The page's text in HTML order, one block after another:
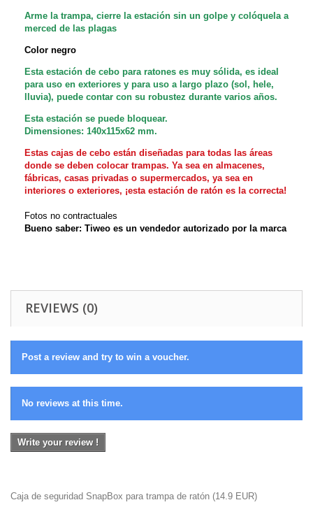
Arme la trampa, cierre la estación sin un golpe y colóquela a
merced de las plagas
Color negro
Esta estación de cebo para ratones es muy sólida, es ideal
para uso en exteriores y para uso a largo plazo (sol, hele,
lluvia), puede contar con su robustez durante varios años.
Esta estación se puede bloquear.
Dimensiones: 140x115x62 mm.
Estas cajas de cebo están diseñadas para todas las áreas
donde se deben colocar trampas. Ya sea en almacenes,
fábricas, casas privadas o supermercados, ya sea en
interiores o exteriores, ¡esta estación de ratón es la correcta!
Fotos no contractuales
Bueno saber: Tiweo es un vendedor autorizado por la marca
REVIEWS (0)
Post a review and try to win a voucher.
No reviews at this time.
Write your review !
Caja de seguridad SnapBox para trampa de ratón (14.9 EUR)